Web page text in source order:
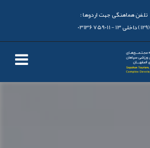
تلفن هماهنگی جهت اردوها :